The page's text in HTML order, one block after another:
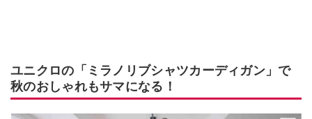
ユニクロの「ミラノリブシャツカーディガン」で
秋のおしゃれもサマになる！